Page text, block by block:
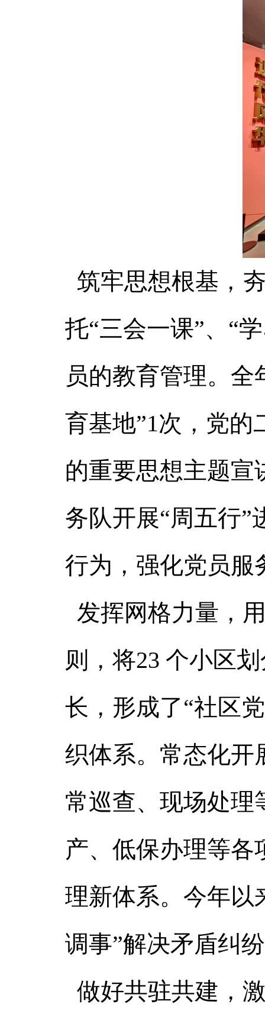
筑牢思想根基，
托“三会一课”、“
员的教育管理。
育基地”1次，党
的重要思想主题宣
务队开展“周五行”
行为，强化党员服
发挥网格力量，
则，将23 个小区
长，形成了“社区
织体系。常态化开
常巡查、现场处理
产、低保办理等各
理新体系。今年以
调事”解决矛盾纠
做好共驻共建，